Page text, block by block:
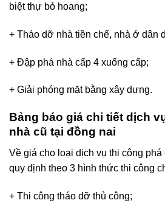
biệt thự bỏ hoang;
+ Tháo dỡ nhà tiền chế, nhà ở dân
+ Đập phá nhà cấp 4 xuống cấp;
+ Giải phóng mặt bằng xây dựng.
Bảng báo giá chi tiết dịch
nhà cũ tại đồng nai
Về giá cho loại dịch vụ thi công
quy định theo 3 hình thức thi công
+ Thi công tháo dỡ thủ công;